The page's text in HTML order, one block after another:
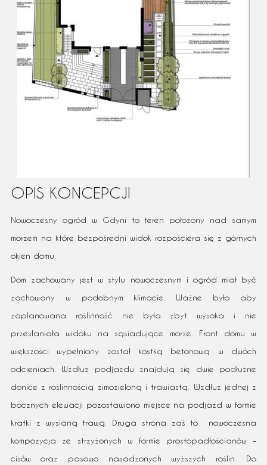
OPIS KONCEPCJI
Nowoczesny ogród w Gdyni to teren położony nad samym
morzem na które bezpośredni widok rozpościera się z górnych
okien domu.
Dom zachowany jest w stylu nowoczesnym i ogród miał być
zachowany w podobnym klimacie. Ważne było aby
zaplanowana roślinność nie była zbyt wysoka i nie
przesłaniała widoku na sąsiadujące morze. Front domu w
większości wypełniony został kostką betonową w dwóch
odcieniach. Wzdłuż podjazdu znajdują się dwie podłużne
donice z roślinnością zimozieloną i trawiastą. Wzdłuż jednej z
bocznych elewacji pozostawiono miejsce na podjazd w formie
kratki z wysianą trawą. Druga strona zaś to nowoczesna
kompozycja ze strzyżonych w formie prostopadłościanów –
cisów oraz pasowo nasadzonych wyższych roślin. Do